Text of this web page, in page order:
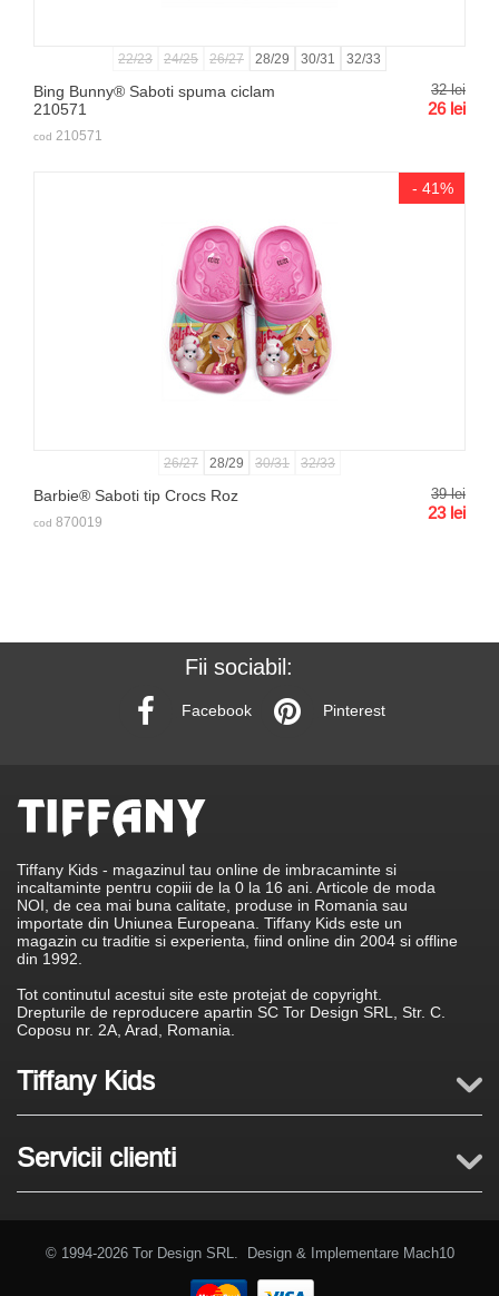
22/23 24/25 26/27 28/29 30/31 32/33
Bing Bunny® Saboti spuma ciclam
210571
32 lei
26 lei
cod 210571
- 41%
26/27 28/29 30/31 32/33
Barbie® Saboti tip Crocs Roz 39 lei
23 lei
cod 870019
Fii sociabil:
Facebook Pinterest
Tiffany Kids - magazinul tau online de imbracaminte si
incaltaminte pentru copiii de la 0 la 16 ani. Articole de moda
NOI, de cea mai buna calitate, produse in Romania sau
importate din Uniunea Europeana. Tiffany Kids este un
magazin cu traditie si experienta, fiind online din 2004 si offline
din 1992.
Tot continutul acestui site este protejat de copyright.
Drepturile de reproducere apartin SC Tor Design SRL, Str. C.
Coposu nr. 2A, Arad, Romania.
Tiffany Kids
Servicii clienti
© 1994-2026 Tor Design SRL. Design & Implementare Mach10